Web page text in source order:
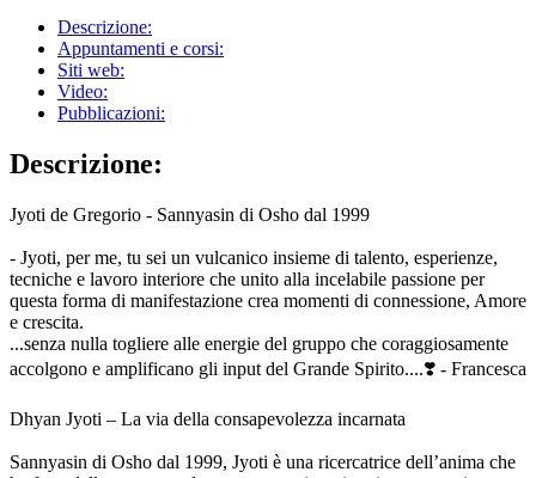
Descrizione:
Appuntamenti e corsi:
Siti web:
Video:
Pubblicazioni:
Descrizione:
Jyoti de Gregorio - Sannyasin di Osho dal 1999
- Jyoti, per me, tu sei un vulcanico insieme di talento, esperienze,
tecniche e lavoro interiore che unito alla incelabile passione per
questa forma di manifestazione crea momenti di connessione, Amore
e crescita.
...senza nulla togliere alle energie del gruppo che coraggiosamente
accolgono e amplificano gli input del Grande Spirito....❣️ - Francesca
Dhyan Jyoti – La via della consapevolezza incarnata
Sannyasin di Osho dal 1999, Jyoti è una ricercatrice dell’anima che